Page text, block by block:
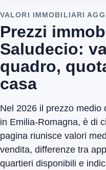
VALORI IMMOBILIARI
Prezzi
Saludecio:
quadro,
casa
Nel 2026 il prezzo medio
in Emilia-Romagna, è di
pagina riunisce valori
vendita, differenze tra
quartieri disponibili e